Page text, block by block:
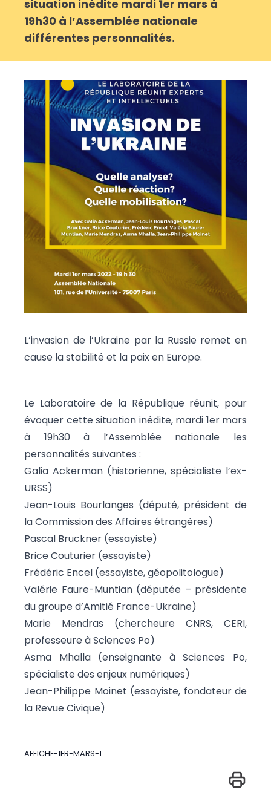
situation inédite mardi 1er mars à
19h30 à l’Assemblée nationale
différentes personnalités.
L’invasion de l’Ukraine par la Russie remet en
cause la stabilité et la paix en Europe.
Le Laboratoire de la République réunit, pour
évoquer cette situation inédite, mardi 1er mars
à 19h30 à l’Assemblée nationale les
personnalités suivantes :
Galia Ackerman (historienne, spécialiste l’ex-
URSS)
Jean-Louis Bourlanges (député, président de
la Commission des Affaires étrangères)
Pascal Bruckner (essayiste)
Brice Couturier (essayiste)
Frédéric Encel (essayiste, géopolitologue)
Valérie Faure-Muntian (députée – présidente
du groupe d’Amitié France-Ukraine)
Marie Mendras (chercheure CNRS, CERI,
professeure à Sciences Po)
Asma Mhalla (enseignante à Sciences Po,
spécialiste des enjeux numériques)
Jean-Philippe Moinet (essayiste, fondateur de
la Revue Civique)
AFFICHE-1ER-MARS-1